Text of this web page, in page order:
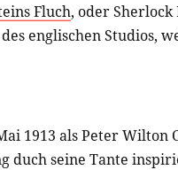
Fluch, oder Sherlock
englischen Studios,
1913 als Peter Wilton
duch seine Tante